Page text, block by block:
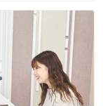
点で過去から現
ありますよ～！